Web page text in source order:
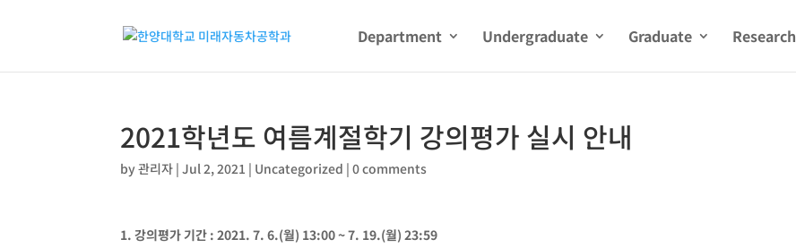
Department Undergraduate Graduate Research
2021학년도 여름계절학기 강의평가 실시 안내
by관리자 |Jul 2, 2021 | Uncategorized |0 comments
1.강의평가 기간 : 2021. 7. 6.(월) 13:00 ~ 7. 19.(월) 23:59